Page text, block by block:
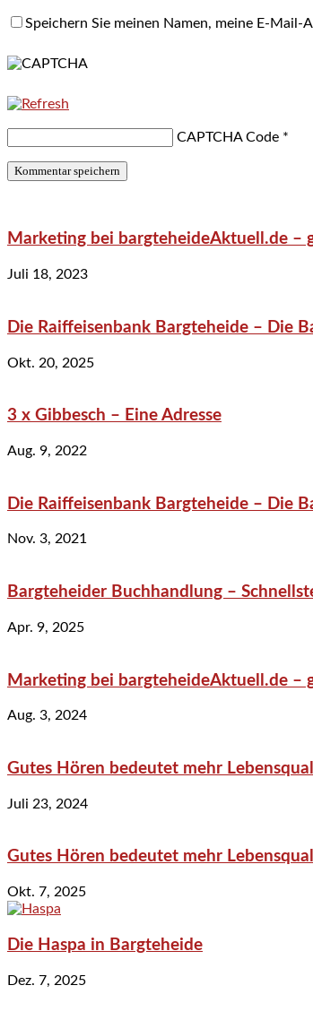
Speichern Sie meinen Namen, meine E-
CAPTCHA Code *
Marketing bei bargteheideAktuell.de –
Juli 18, 2023
Die Raiffeisenbank Bargteheide – Die
Okt. 20, 2025
3 x Gibbesch – Eine Adresse
Aug. 9, 2022
Die Raiffeisenbank Bargteheide – Die
Nov. 3, 2021
Bargteheider Buchhandlung –
Apr. 9, 2025
Marketing bei bargteheideAktuell.de –
Aug. 3, 2024
Gutes Hören bedeutet mehr
Juli 23, 2024
Gutes Hören bedeutet mehr
Okt. 7, 2025
Die Haspa in Bargteheide
Dez. 7, 2025